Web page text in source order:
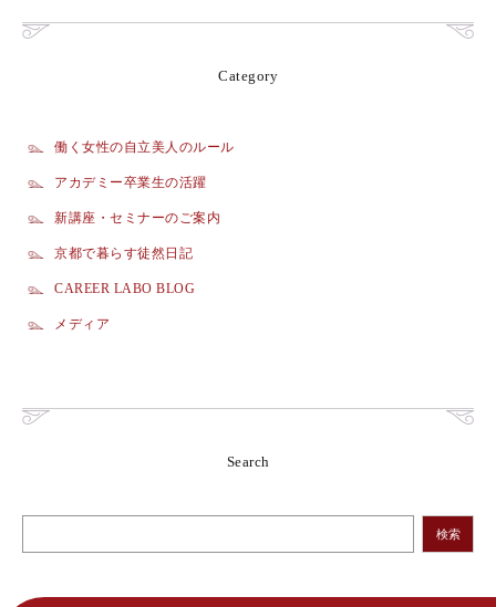
Category
働く女性の自立美人のルール
アカデミー卒業生の活躍
新講座・セミナーのご案内
京都で暮らす徒然日記
CAREER LABO BLOG
メディア
Search
検索